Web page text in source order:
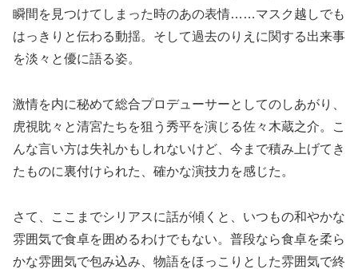
瞬間を見つけてしまった時のあの表情……マスク越しでも
はっきりと伝わる動揺。そして過去のりえに関する出来事
を淡々と優に語る姿。
激情を内に秘めて総合プロデューサーとしてのしあがり、
虎視眈々と清宮たちを狙う秀平を演じる佐々木蔵之介。こ
んな言い方は失礼かもしれないけど、今まで積み上げてき
たものに裏付けられた、確かな演技力を感じた。
さて、ここまでシリアスに話が傾くと、いつもの和やかな
雰囲気で食卓を囲めるわけでもない。普段なら食卓を柔ら
かな雰囲気で包み込み、物語をほっこりとした雰囲気で終